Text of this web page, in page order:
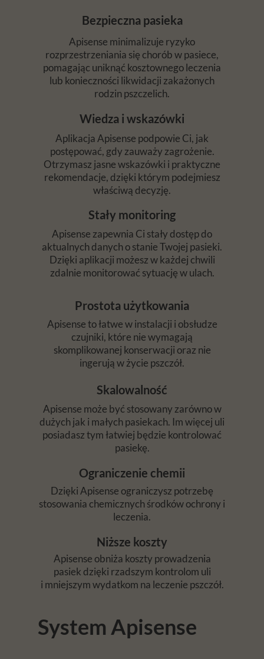
Apisense to łatwe w instalacji i obsłudze
czujniki, które nie wymagają
skomplikowanej konserwacji oraz nie
ingerują w życie pszczół.
Prostota użytkowania
Apisense może być stosowany zarówno w
dużych jak i małych pasiekach. Im więcej uli
posiadasz tym łatwiej będzie kontrolować
pasiekę.
Skalowalność
Dzięki Apisense ograniczysz potrzebę
stosowania chemicznych środków ochrony i
leczenia.
Ograniczenie chemii
Apisense obniża koszty prowadzenia
pasiek dzięki rzadszym kontrolom uli
i mniejszym wydatkom na leczenie pszczół.
Niższe koszty
Apisense minimalizuje ryzyko
rozprzestrzeniania się chorób w pasiece,
pomagając uniknąć kosztownego leczenia
lub konieczności likwidacji zakażonych
rodzin pszczelich.
Bezpieczna pasieka
Aplikacja Apisense podpowie Ci, jak
postępować, gdy zauważy zagrożenie.
Otrzymasz jasne wskazówki i praktyczne
rekomendacje, dzięki którym podejmiesz
właściwą decyzję.
Wiedza i wskazówki
Apisense zapewnia Ci stały dostęp do
aktualnych danych o stanie Twojej pasieki.
Dzięki aplikacji możesz w każdej chwili
zdalnie monitorować sytuację w ulach.
Stały monitoring
System Apisense